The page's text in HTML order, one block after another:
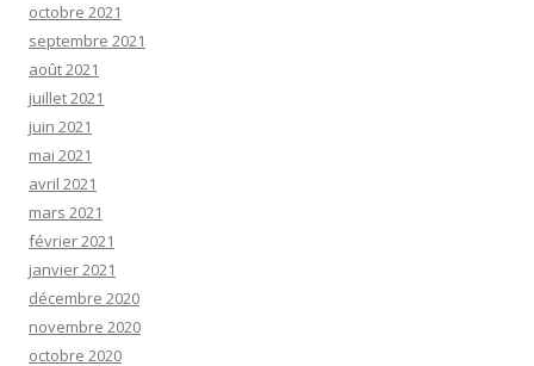
octobre 2021
septembre 2021
août 2021
juillet 2021
juin 2021
mai 2021
avril 2021
mars 2021
février 2021
janvier 2021
décembre 2020
novembre 2020
octobre 2020